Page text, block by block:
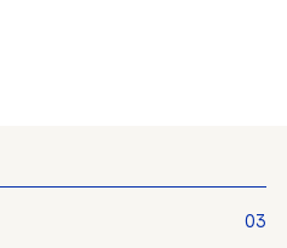
03